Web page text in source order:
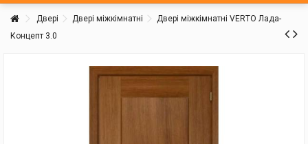
Двері Двері міжкімнатні
Двері міжкімнатні VERTO Лада-
Концепт 3.0